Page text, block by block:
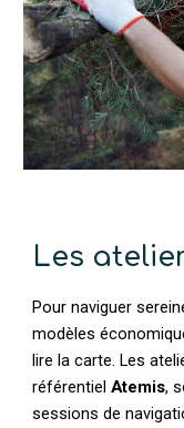
Les
Pour naviguer
modèles
lire la carte. Les
référentielAtemis,
sessions de